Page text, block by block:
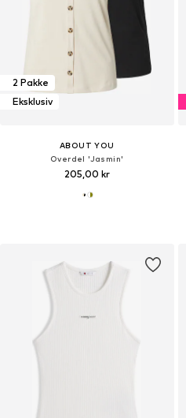
2 Pakke
Eksklusiv
ABOUT YOU
Overdel 'Jasmin'
205,00 kr